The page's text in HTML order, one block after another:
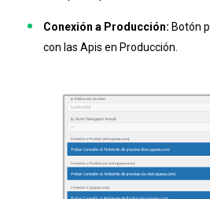
Conexión a Producción: Botón
con las Apis en Producción.